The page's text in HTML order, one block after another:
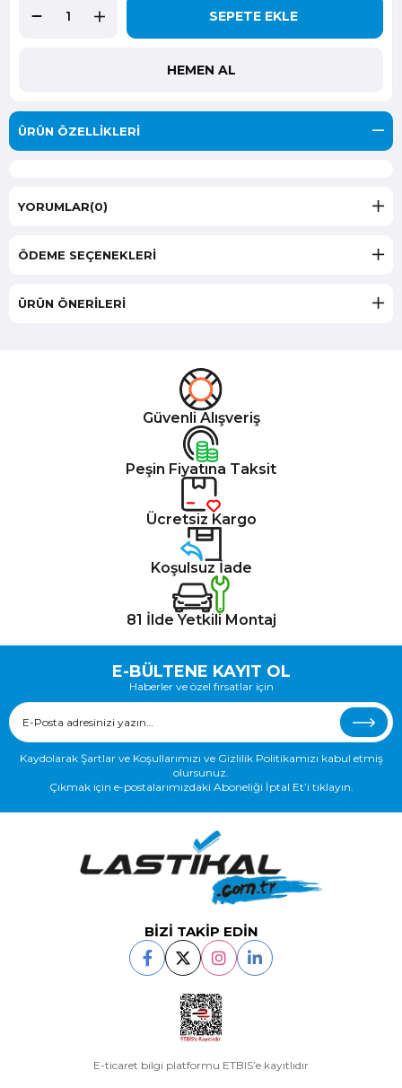
ÜRÜN ÖZELLIKLERI
YORUMLAR(0)
ÖDEME SEÇENEKLERI
ÜRÜN ÖNERILERI
Güvenli Alışveriş
Peşin Fiyatına Taksit
Ücretsiz Kargo
Koşulsuz İade
81 İlde Yetkili Montaj
E-BÜLTENE KAYIT OL
Haberler ve özel fırsatlar için
Kaydolarak Şartlar ve Koşullarımızı ve Gizlilik Politikamızı kabul etmiş
olursunuz.
Çıkmak için e-postalarımızdaki Aboneliği İptal Et’i tıklayın.
BİZİ TAKİP EDİN
E-ticaret bilgi platformu ETBIS’e kayıtlıdır